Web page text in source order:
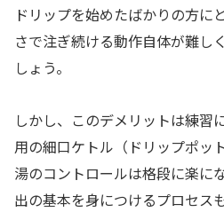
ドリップを始めたばかりの方に
さで注ぎ続ける動作自体が難し
しょう。
しかし、このデメリットは練習
用の細口ケトル（ドリップポッ
湯のコントロールは格段に楽に
出の基本を身につけるプロセス